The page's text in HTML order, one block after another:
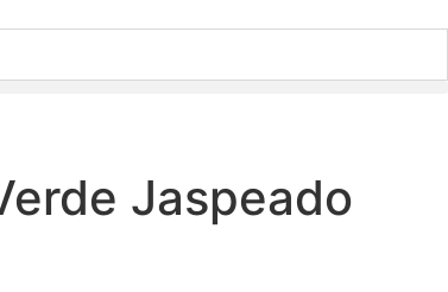
Jaspeado